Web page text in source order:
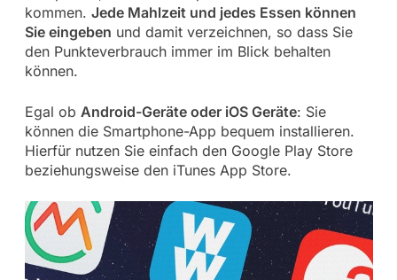
kommen. Jede Mahlzeit und jedes Essen können
Sie eingeben und damit verzeichnen, so dass Sie
den Punkteverbrauch immer im Blick behalten
können.
Egal ob Android-Geräte oder iOS Geräte: Sie
können die Smartphone-App bequem installieren.
Hierfür nutzen Sie einfach den Google Play Store
beziehungsweise den iTunes App Store.